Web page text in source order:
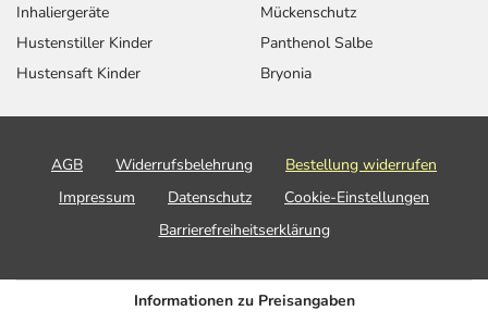
Inhaliergeräte
Hustenstiller Kinder
Hustensaft Kinder
Mückenschutz
Panthenol Salbe
Bryonia
AGB Widerrufsbelehrung
Bestellung widerrufen
Impressum
Datenschutz
Cookie-Einstellungen
Barrierefreiheitserklärung
Informationen zu Preisangaben